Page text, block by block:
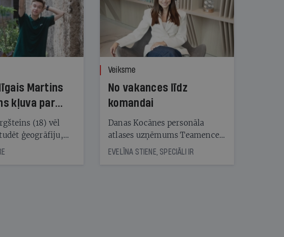
Martins
kļuva par
seju?(18) vēl
ģeogrāfiju,
jau uzticas
mammas
turpināt
arī tad, kad
Veiksme
No vakances līdz
komandai
Danas Kocānes personāla
atlases uzņēmums Teamence
savieno īstos uzņēmumus ar
EVELĪNA STIENE, SPECIĀLI IR